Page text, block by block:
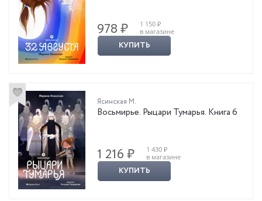
978 ₽
1 150 ₽
в магазине
КУПИТЬ
Ясинская М.
Восьмирье. Рыцари Тумарья. Книга 6
1 216 ₽
1 430 ₽
в магазине
КУПИТЬ